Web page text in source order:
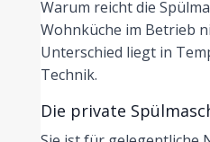
Warum reicht die
Wohnküche im Betrieb
Unterschied liegt in
Technik.
Die private